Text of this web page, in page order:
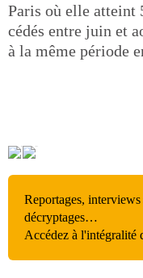
Paris où elle atteint
cédés entre juin et
à la même période
Reportages,
décryptages…
Accédez à l'intégralité